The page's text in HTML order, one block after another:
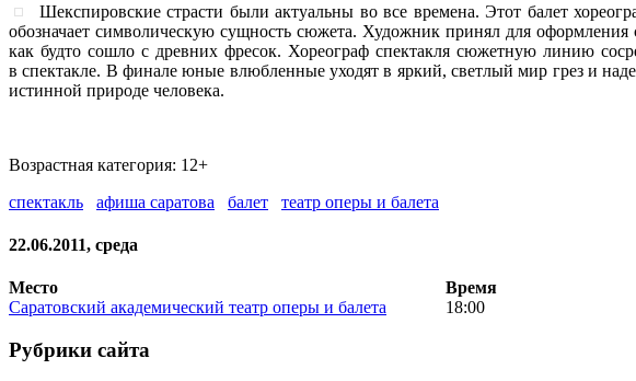
Шекспировские страсти были актуальны во все времена. Этот балет
обозначает символическую сущность сюжета. Художник принял для
как будто сошло с древних фресок. Хореограф спектакля сюжетную линию
в спектакле. В финале юные влюбленные уходят в яркий, светлый мир грез и
истинной природе человека.
Возрастная категория: 12+
спектакль
афиша саратова балет театр оперы и балета
22.06.2011, среда
Место
Время
Саратовский академический театр оперы и балета
18:00
Рубрики сайта